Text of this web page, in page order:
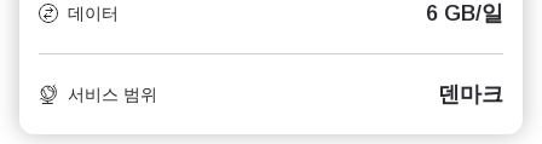
데이터 6 GB/일
서비스 범위 덴마크